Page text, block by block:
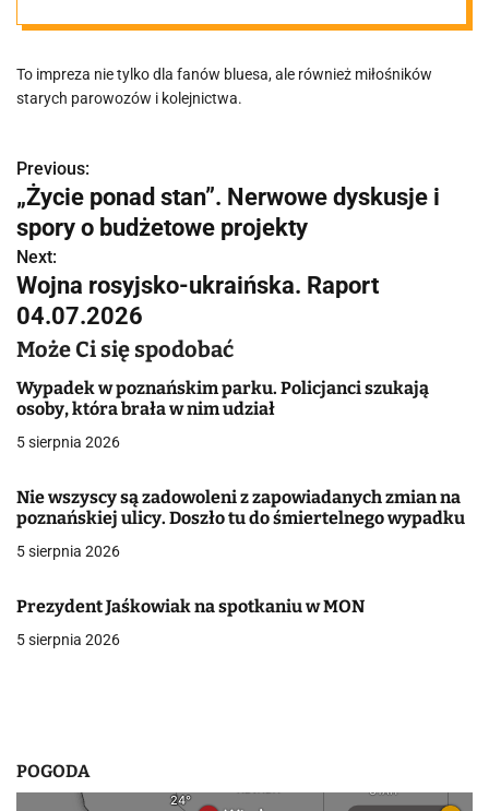
dworcu
To impreza nie tylko dla fanów bluesa, ale również miłośników
starych parowozów i kolejnictwa.
N
a
w
i
g
a
c
a
w
i
Previous:
„Życie ponad stan”. Nerwowe dyskusje i
spory o budżetowe projekty
Next:
Wojna rosyjsko-ukraińska. Raport
04.07.2026
Może Ci się spodobać
Wypadek w poznańskim parku. Policjanci szukają
osoby, która brała w nim udział
5 sierpnia 2026
Nie wszyscy są zadowoleni z zapowiadanych zmian na
poznańskiej ulicy. Doszło tu do śmiertelnego wypadku
5 sierpnia 2026
Prezydent Jaśkowiak na spotkaniu w MON
5 sierpnia 2026
POGODA